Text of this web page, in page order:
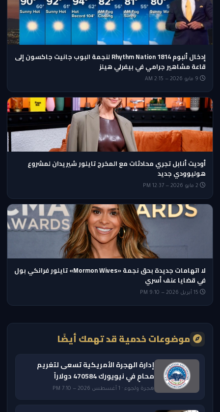
إدخال ألبوم Rhythm Nation 1814 لنجمة البوب جانيت جاكسون إلى
قاعة مشاهير جرامي في بيفرلي هيلز
أوديت أنابل تجري محادثات مع المخرج تايلور شيريدان لمشروع
هوليوودي جديد
لا اتهامات جديدة بحق نجمة «Mormon Wives» تايلور فرانكي بول
في قضايا عنف أسري
موضوعات خدمية قد تهمك أيضًا
إدارة الهجرة الأمريكية تسعى لتغريم
محامٍ في نيويورك 470584 دولاراً
هجرة ولجوء · 1 أغسطس 2026 — 7:10 PM